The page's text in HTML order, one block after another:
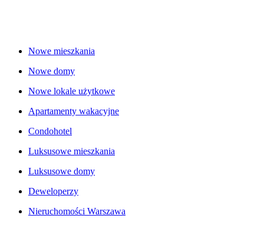
Nowe mieszkania
Nowe domy
Nowe lokale użytkowe
Apartamenty wakacyjne
Condohotel
Luksusowe mieszkania
Luksusowe domy
Deweloperzy
Nieruchomości Warszawa